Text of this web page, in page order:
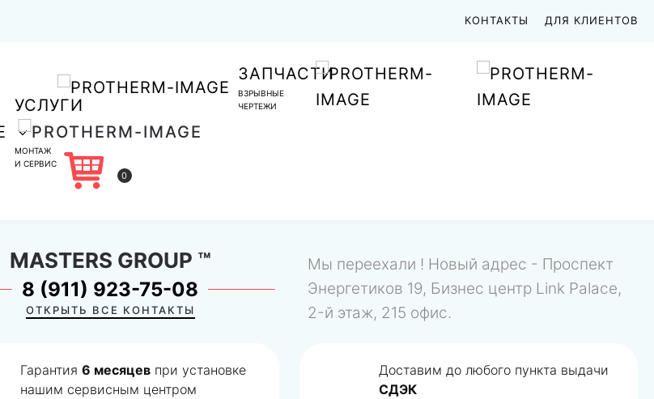
КОНТАКТЫ ДЛЯ КЛИЕНТОВ
УСЛУГИ
МОНТАЖ
И СЕРВИС
ЗАПЧАСТИ
ВЗРЫВНЫЕ
ЧЕРТЕЖИ
0
MASTERS GROUP ™
8 (911) 923-75-08
ОТКРЫТЬ ВСЕ КОНТАКТЫ
Мы переехали ! Новый адрес - Проспект
Энергетиков 19, Бизнес центр Link Palace,
2-й этаж, 215 офис.
Гарантия6 месяцев при установке
нашим сервисным центром
Доставим до любого пункта выдачи
СДЭК